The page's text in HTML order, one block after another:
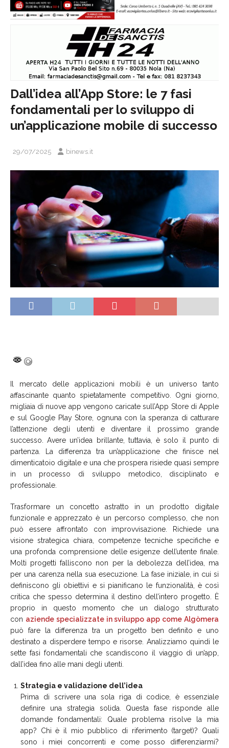
Dall’idea all’App Store: le 7 fasi
fondamentali per lo sviluppo di
un’applicazione mobile di successo
29/07/2025 binews.it
Il mercato delle applicazioni mobili è un universo tanto
affascinante quanto spietatamente competitivo. Ogni giorno,
migliaia di nuove app vengono caricate sull’App Store di Apple
e sul Google Play Store, ognuna con la speranza di catturare
l’attenzione degli utenti e diventare il prossimo grande
successo. Avere un’idea brillante, tuttavia, è solo il punto di
partenza. La differenza tra un’applicazione che finisce nel
dimenticatoio digitale e una che prospera risiede quasi sempre
in un processo di sviluppo metodico, disciplinato e
professionale.
Trasformare un concetto astratto in un prodotto digitale
funzionale e apprezzato è un percorso complesso, che non
può essere affrontato con improvvisazione. Richiede una
visione strategica chiara, competenze tecniche specifiche e
una profonda comprensione delle esigenze dell’utente finale.
Molti progetti falliscono non per la debolezza dell’idea, ma
per una carenza nella sua esecuzione. La fase iniziale, in cui si
definiscono gli obiettivi e si pianificano le funzionalità, è così
critica che spesso determina il destino dell’intero progetto. È
proprio in questo momento che un dialogo strutturato
con aziende specializzate in sviluppo app come Algòmera
può fare la differenza tra un progetto ben definito e uno
destinato a disperdere tempo e risorse. Analizziamo quindi le
sette fasi fondamentali che scandiscono il viaggio di un’app,
dall’idea fino alle mani degli utenti.
Strategia e validazione dell’idea
Prima di scrivere una sola riga di codice, è essenziale
definire una strategia solida. Questa fase risponde alle
domande fondamentali: Quale problema risolve la mia
app? Chi è il mio pubblico di riferimento (target)? Quali
sono i miei concorrenti e come posso differenziarmi?